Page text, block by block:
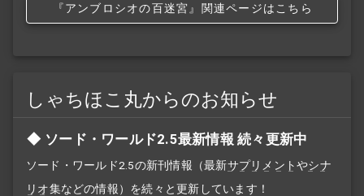
『アンブロシオの百迷宮』関連ページはこちら
しゃちほこ丸からのお知らせ
ソード・ワールド2.5最新情報 続々更新中
ソード・ワールド2.5の新刊情報（最新サプリメントやシナ
リオ集などの情報）を続々と更新しています！